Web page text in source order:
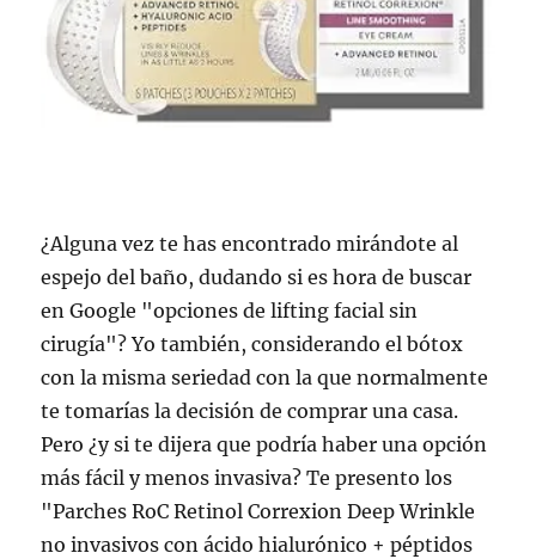
¿Alguna vez te has encontrado mirándote al
espejo del baño, dudando si es hora de buscar
en Google "opciones de lifting facial sin
cirugía"? Yo también, considerando el bótox
con la misma seriedad con la que normalmente
te tomarías la decisión de comprar una casa.
Pero ¿y si te dijera que podría haber una opción
más fácil y menos invasiva? Te presento los
"Parches RoC Retinol Correxion Deep Wrinkle
no invasivos con ácido hialurónico + péptidos